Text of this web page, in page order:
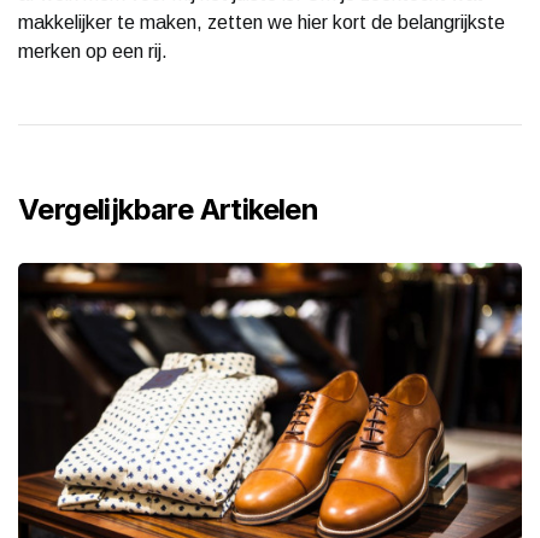
makkelijker te maken, zetten we hier kort de belangrijkste
merken op een rij.
Vergelijkbare Artikelen